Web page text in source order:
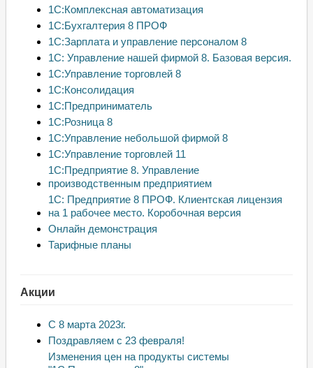
1С:Комплексная автоматизация
1С:Бухгалтерия 8 ПРОФ
1С:Зарплата и управление персоналом 8
1С: Управление нашей фирмой 8. Базовая версия.
1С:Управление торговлей 8
1С:Консолидация
1С:Предприниматель
1С:Розница 8
1С:Управление небольшой фирмой 8
1С:Управление торговлей 11
1С:Предприятие 8. Управление
производственным предприятием
1С: Предприятие 8 ПРОФ. Клиентская лицензия
на 1 рабочее место. Коробочная версия
Онлайн демонстрация
Тарифные планы
Акции
С 8 марта 2023г.
Поздравляем с 23 февраля!
Изменения цен на продукты системы